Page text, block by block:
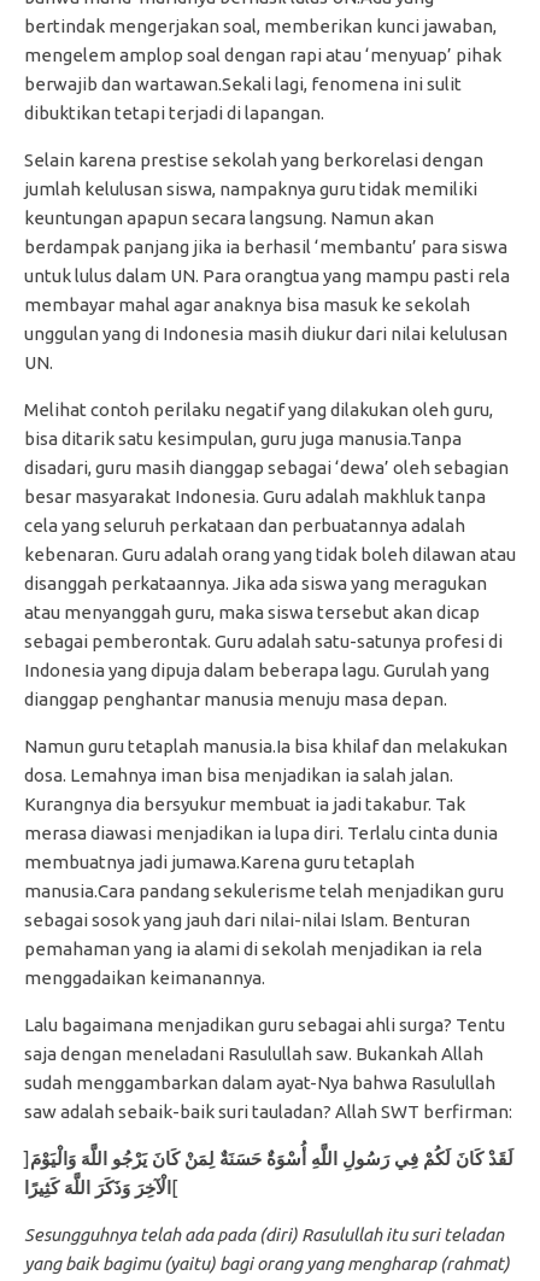
bertindak mengerjakan soal, memberikan kunci jawaban,
mengelem amplop soal dengan rapi atau ‘menyuap’ pihak
berwajib dan wartawan.Sekali lagi, fenomena ini sulit
dibuktikan tetapi terjadi di lapangan.
Selain karena prestise sekolah yang berkorelasi dengan
jumlah kelulusan siswa, nampaknya guru tidak memiliki
keuntungan apapun secara langsung. Namun akan
berdampak panjang jika ia berhasil ‘membantu’ para siswa
untuk lulus dalam UN. Para orangtua yang mampu pasti rela
membayar mahal agar anaknya bisa masuk ke sekolah
unggulan yang di Indonesia masih diukur dari nilai kelulusan
UN.
Melihat contoh perilaku negatif yang dilakukan oleh guru,
bisa ditarik satu kesimpulan, guru juga manusia.Tanpa
disadari, guru masih dianggap sebagai ‘dewa’ oleh sebagian
besar masyarakat Indonesia. Guru adalah makhluk tanpa
cela yang seluruh perkataan dan perbuatannya adalah
kebenaran. Guru adalah orang yang tidak boleh dilawan atau
disanggah perkataannya. Jika ada siswa yang meragukan
atau menyanggah guru, maka siswa tersebut akan dicap
sebagai pemberontak. Guru adalah satu-satunya profesi di
Indonesia yang dipuja dalam beberapa lagu. Gurulah yang
dianggap penghantar manusia menuju masa depan.
Namun guru tetaplah manusia.Ia bisa khilaf dan melakukan
dosa. Lemahnya iman bisa menjadikan ia salah jalan.
Kurangnya dia bersyukur membuat ia jadi takabur. Tak
merasa diawasi menjadikan ia lupa diri. Terlalu cinta dunia
membuatnya jadi jumawa.Karena guru tetaplah
manusia.Cara pandang sekulerisme telah menjadikan guru
sebagai sosok yang jauh dari nilai-nilai Islam. Benturan
pemahaman yang ia alami di sekolah menjadikan ia rela
menggadaikan keimanannya.
Lalu bagaimana menjadikan guru sebagai ahli surga? Tentu
saja dengan meneladani Rasulullah saw. Bukankah Allah
sudah menggambarkan dalam ayat-Nya bahwa Rasulullah
saw adalah sebaik-baik suri tauladan? Allah SWT berfirman:
] لَقَدْ كَانَ لَكُمْ فِي رَسُولِ اللَّهِ أُسْوَةٌ حَسَنَةٌ لِمَنْ كَانَ يَرْجُو اللَّهَ وَالْيَوْمَ
الْآخِرَ وَذَكَرَ اللَّهَ كَثِيرًا [
Sesungguhnya telah ada pada (diri) Rasulullah itu suri teladan
yang baik bagimu (yaitu) bagi orang yang mengharap (rahmat)